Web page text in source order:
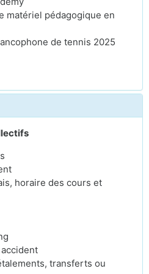
matériel pédagogique en
de tennis 2025
horaire des cours et
transferts ou